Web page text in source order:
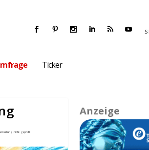
Ticker
Anzeige